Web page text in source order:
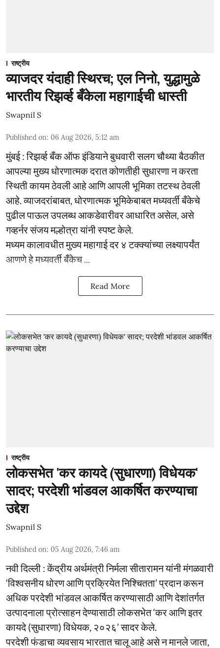
राष्ट्रीय
व्याजदर यंदाही स्थिरच; एल निनो, युद्धामुळे
भारतीय रिझर्व्ह बँकेला महागाईची धास्ती
Swapnil S
Published on: 06 Aug 2026, 5:12 am
मुंबई : रिझर्व्ह बँक ऑफ इंडियाने बुधवारी सलग चौथ्या बैठकीत
आपल्या मुख्य धोरणात्मक दरात कोणतीही सुधारणा न करता
स्थिती कायम ठेवली आहे आणि आपली भूमिका तटस्थ ठेवली
आहे. व्याजदरांबाबत, धोरणात्मक भूमिकेबाबत मध्यवर्ती बँकेचे
पुढील पाऊल उपलब्ध आकडेवारीवर आधारित असेल, असे
गव्हर्नर संजय मल्होत्रा यांनी स्पष्ट केले.
मध्यम कालावधीत मुख्य महागाई दर ४ टक्क्यांच्या लक्ष्यापर्यंत
आणणे हे मध्यवर्ती बँकेच ...
Read More
राष्ट्रीय
लोकसभेत 'कर कायदे (सुधारणा) विधेयक'
सादर; परदेशी भांडवल आकर्षित करण्याचा
उद्देश
Swapnil S
Published on: 05 Aug 2026, 7:46 am
नवी दिल्ली : केंद्रीय अर्थमंत्री निर्मला सीतारामन यांनी मंगळवारी
‘विश्वसनीय धोरण आणि प्रक्रियेत निश्चितता’ प्रदान करून
अधिक परदेशी भांडवल आकर्षित करण्यासाठी आणि देशांतर्गत
उत्पादनाला प्रोत्साहन देण्यासाठी लोकसभेत ‘कर आणि इतर
कायदे (सुधारणा) विधेयक, २०२६’ सादर केले.
परदेशी फंडाचा व्यवसाय भारतात चालू आहे असे न मानले जाता,